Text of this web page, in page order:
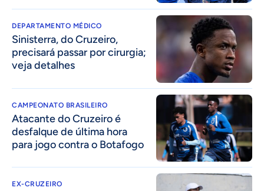
DEPARTAMENTO MÉDICO
Sinisterra, do Cruzeiro,
precisará passar por cirurgia;
veja detalhes
CAMPEONATO BRASILEIRO
Atacante do Cruzeiro é
desfalque de última hora
para jogo contra o Botafogo
EX-CRUZEIRO